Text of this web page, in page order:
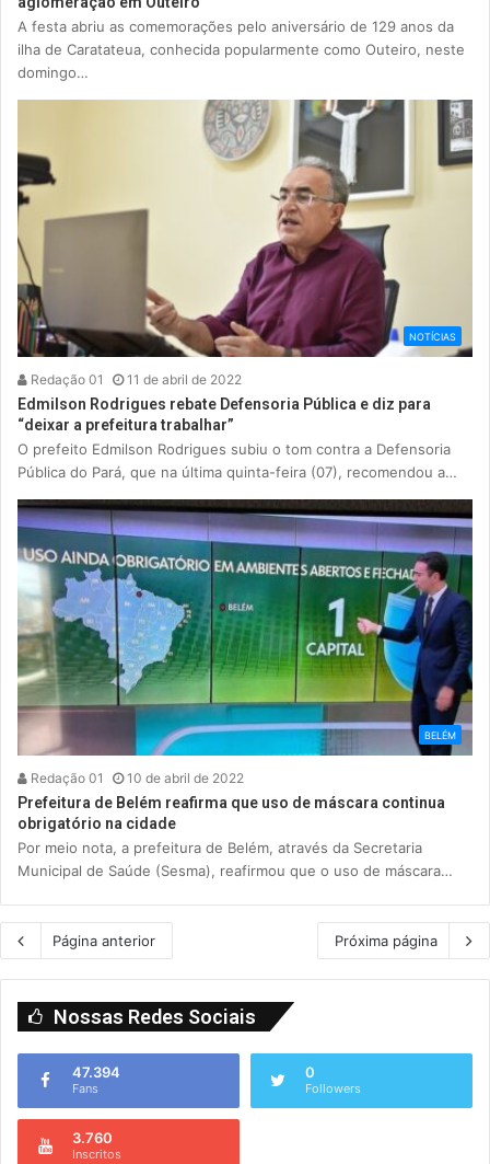
A festa abriu as comemorações pelo aniversário de 129 anos da
ilha de Caratateua, conhecida popularmente como Outeiro, neste
domingo…
NOTÍCIAS
Redação 01 11 de abril de 2022
Edmilson Rodrigues rebate Defensoria Pública e diz para
“deixar a prefeitura trabalhar”
O prefeito Edmilson Rodrigues subiu o tom contra a Defensoria
Pública do Pará, que na última quinta-feira (07), recomendou a…
BELÉM
Redação 01 10 de abril de 2022
Prefeitura de Belém reafirma que uso de máscara continua
obrigatório na cidade
Por meio nota, a prefeitura de Belém, através da Secretaria
Municipal de Saúde (Sesma), reafirmou que o uso de máscara…
Página anterior Próxima página
Nossas Redes Sociais
47.394
Fans
0
Followers
3.760
Inscritos